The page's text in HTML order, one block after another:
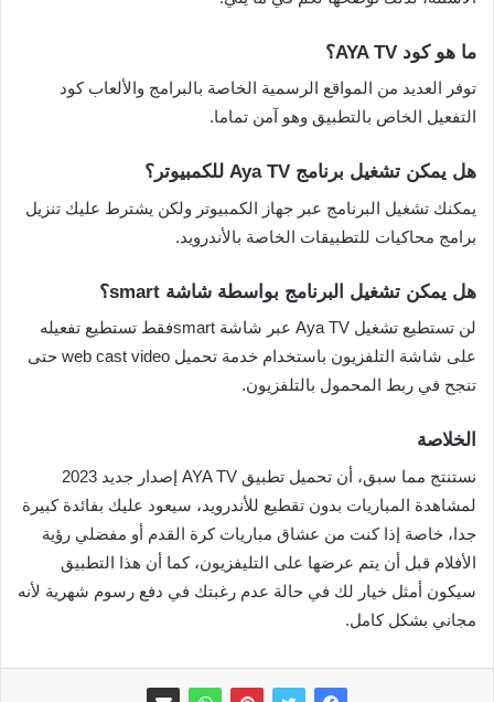
ما هو كود AYA TV؟
توفر العديد من المواقع الرسمية الخاصة بالبرامج والألعاب كود
التفعيل الخاص بالتطبيق وهو آمن تماما.
هل يمكن تشغيل برنامج Aya TV للكمبيوتر؟
يمكنك تشغيل البرنامج عبر جهاز الكمبيوتر ولكن يشترط عليك تنزيل
برامج محاكيات للتطبيقات الخاصة بالأندرويد.
هل يمكن تشغيل البرنامج بواسطة شاشة smart؟
لن تستطيع تشغيل Aya TV عبر شاشة smartفقط تستطيع تفعيله
على شاشة التلفزيون باستخدام خدمة تحميل web cast video حتى
تنجح في ربط المحمول بالتلفزيون.
الخلاصة
نستنتج مما سبق، أن تحميل تطبيق AYA TV إصدار جديد 2023
لمشاهدة المباريات بدون تقطيع للأندرويد، سيعود عليك بفائدة كبيرة
جدا، خاصة إذا كنت من عشاق مباريات كرة القدم أو مفضلي رؤية
الأفلام قبل أن يتم عرضها على التليفزيون، كما أن هذا التطبيق
سيكون أمثل خيار لك في حالة عدم رغبتك في دفع رسوم شهرية لأنه
مجاني بشكل كامل.